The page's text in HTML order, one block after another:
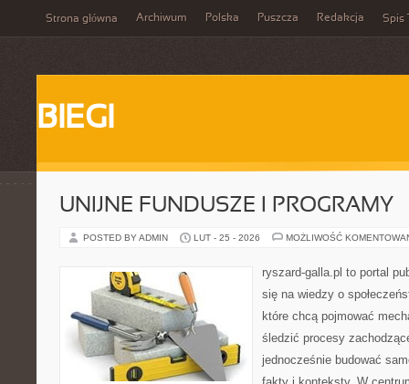
Strona główna Archiwum Polska Puszcza Redakcja Spis
BIEGI
UNIJNE FUNDUSZE I PROGRAMY
POSTED BY ADMIN LUT - 25 - 2026 MOŻLIWOŚĆ
ryszard-galla.pl to portal
się na wiedzy o
które chcą pojmować
śledzić procesy
jednocześnie budować